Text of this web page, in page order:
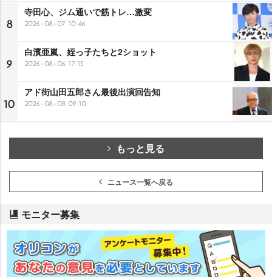
8
寺田心、ジム通いで筋トレ…激変
2026-08-07 10:46
9
白濱亜嵐、姪っ子たちと2ショット
2026-08-06 17:15
10
アド街山田五郎さん最後出演回告知
2026-08-08 09:10
もっと見る
ニュース一覧へ戻る
モニター募集